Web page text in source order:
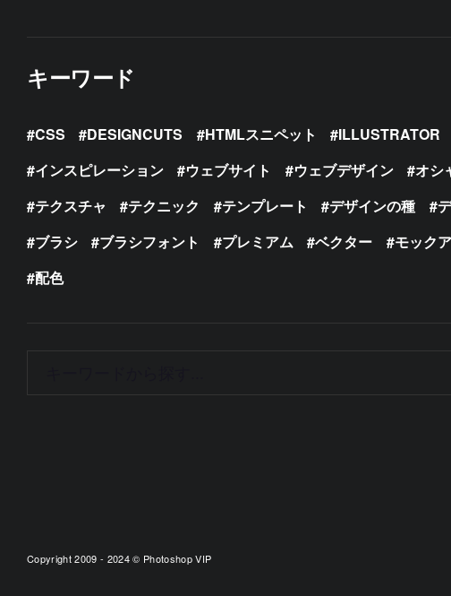
キーワード
CSS DESIGNCUTS HTMLスニペット ILLUSTRATOR
インスピレーション
ウェブサイト ウェブデザイン オシ
テクスチャ
テクニック テンプレート デザインの種
ブラシ
ブラシフォント プレミアム ベクター モック
配色
Copyright 2009 - 2024 © Photoshop VIP